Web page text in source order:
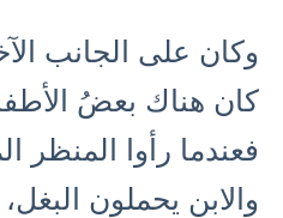
وكان على الجانب
كان هناك بعضُ
فعندما رأوا المنظر
والابن يحملون